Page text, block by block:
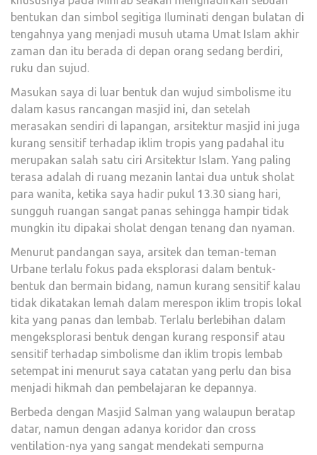
bentukan dan simbol segitiga Iluminati dengan bulatan di
tengahnya yang menjadi musuh utama Umat Islam akhir
zaman dan itu berada di depan orang sedang berdiri,
ruku dan sujud.
Masukan saya di luar bentuk dan wujud simbolisme itu
dalam kasus rancangan masjid ini, dan setelah
merasakan sendiri di lapangan, arsitektur masjid ini juga
kurang sensitif terhadap iklim tropis yang padahal itu
merupakan salah satu ciri Arsitektur Islam. Yang paling
terasa adalah di ruang mezanin lantai dua untuk sholat
para wanita, ketika saya hadir pukul 13.30 siang hari,
sungguh ruangan sangat panas sehingga hampir tidak
mungkin itu dipakai sholat dengan tenang dan nyaman.
Menurut pandangan saya, arsitek dan teman-teman
Urbane terlalu fokus pada eksplorasi dalam bentuk-
bentuk dan bermain bidang, namun kurang sensitif kalau
tidak dikatakan lemah dalam merespon iklim tropis lokal
kita yang panas dan lembab. Terlalu berlebihan dalam
mengeksplorasi bentuk dengan kurang responsif atau
sensitif terhadap simbolisme dan iklim tropis lembab
setempat ini menurut saya catatan yang perlu dan bisa
menjadi hikmah dan pembelajaran ke depannya.
Berbeda dengan Masjid Salman yang walaupun beratap
datar, namun dengan adanya koridor dan cross
ventilation-nya yang sangat mendekati sempurna